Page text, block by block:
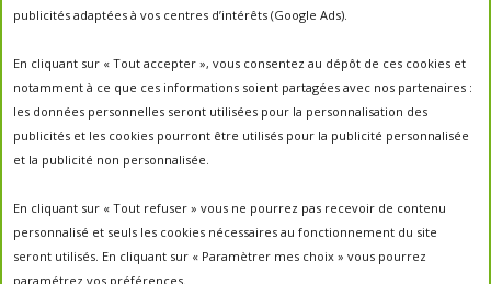
publicités adaptées à vos centres d’intérêts (Google Ads).
En cliquant sur « Tout accepter », vous consentez au dépôt de ces cookies et
notamment à ce que ces informations soient partagées avec nos partenaires :
les données personnelles seront utilisées pour la personnalisation des
publicités et les cookies pourront être utilisés pour la publicité personnalisée
et la publicité non personnalisée.
En cliquant sur « Tout refuser » vous ne pourrez pas recevoir de contenu
personnalisé et seuls les cookies nécessaires au fonctionnement du site
seront utilisés. En cliquant sur « Paramètrer mes choix » vous pourrez
paramétrez vos préférences.
autrefois biodiversité Chantal Jacquot et Yves Robert
essaimage essaim sauvage fleurs la vie de la
ruche Maroc miel miel; production;abeilles
miel
français
parrainage de ruche
parrainer une ruche pesticides
portes ouvertes
rencontre apiculteurs ruche récolte récolte miel
saison2017 saison2018 saison apicole sauvage un
toit pour les abeilles untoitpourlesabeilles